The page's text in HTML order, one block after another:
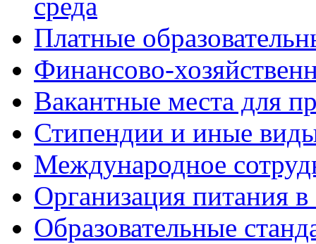
среда
Платные
Финансово-
Вакантные места для
Стипендии и иные
Международное
Организация питания в
Образовательные